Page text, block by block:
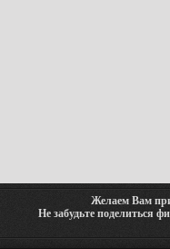
Желаем Вам
Не забудьте поделиться